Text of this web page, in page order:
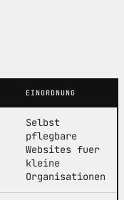
EINORDNUNG
Selbst
pflegbare
Websites fuer
kleine
Organisationen